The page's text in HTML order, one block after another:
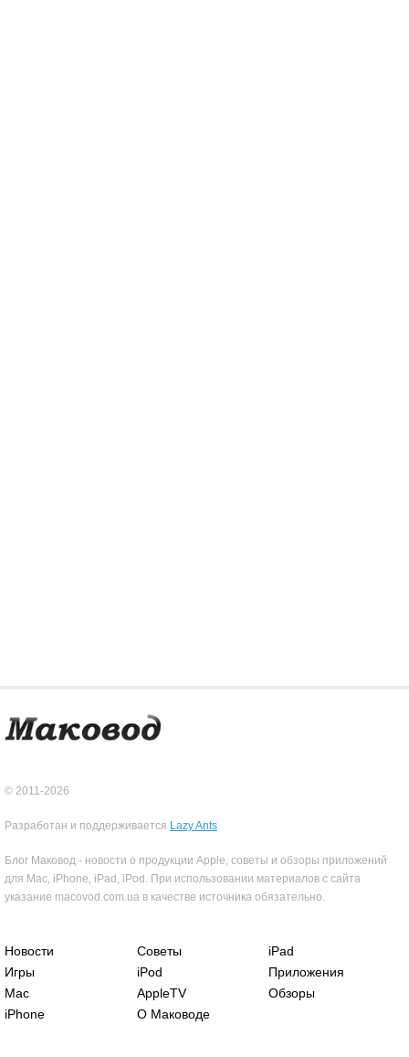
© 2011-2026
Разработан и поддерживается Lazy Ants
Блог Маковод - новости о продукции Apple, советы и обзоры приложений
для Mac, iPhone, iPad, iPod. При использовании материалов с сайта
указание macovod.com.ua в качестве источника обязательно.
Новости Советы
iPad
Игры
iPod
Приложения
Mac
AppleTV
Обзоры
iPhone
О Маководе